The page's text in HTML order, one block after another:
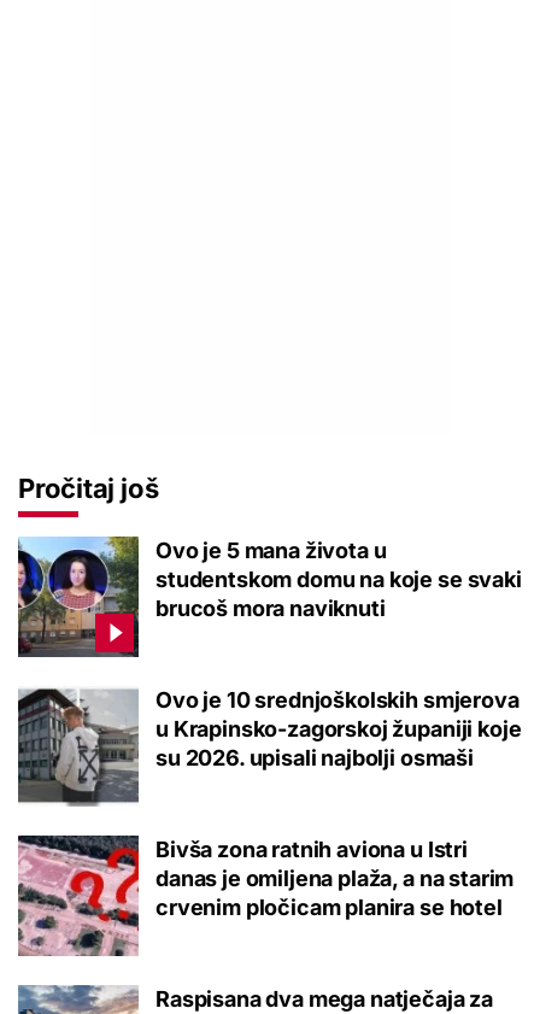
Pročitaj još
Ovo je 5 mana života u
studentskom domu na koje se svaki
brucoš mora naviknuti
Ovo je 10 srednjoškolskih smjerova
u Krapinsko-zagorskoj županiji koje
su 2026. upisali najbolji osmaši
Bivša zona ratnih aviona u Istri
danas je omiljena plaža, a na starim
crvenim pločicam planira se hotel
Raspisana dva mega natječaja za